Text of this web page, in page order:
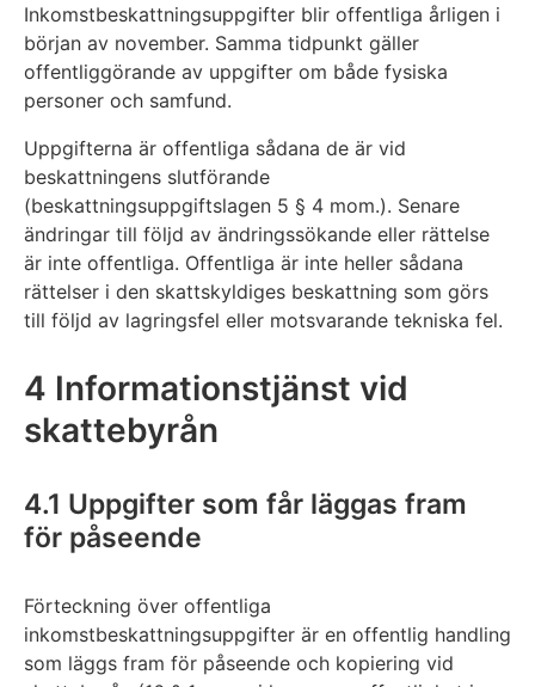
Inkomstbeskattningsuppgifter blir offentliga årligen i
början av november. Samma tidpunkt gäller
offentliggörande av uppgifter om både fysiska
personer och samfund.
Uppgifterna är offentliga sådana de är vid
beskattningens slutförande
(beskattningsuppgiftslagen 5 § 4 mom.). Senare
ändringar till följd av ändringssökande eller rättelse
är inte offentliga. Offentliga är inte heller sådana
rättelser i den skattskyldiges beskattning som görs
till följd av lagringsfel eller motsvarande tekniska fel.
4 Informationstjänst vid
skattebyrån
4.1 Uppgifter som får läggas fram
för påseende
Förteckning över offentliga
inkomstbeskattningsuppgifter är en offentlig handling
som läggs fram för påseende och kopiering vid